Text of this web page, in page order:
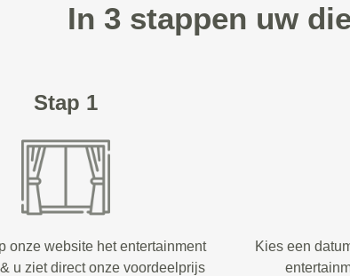
In 3 stappen uw
Stap 1
onze website het entertainment
u ziet direct onze voordeelprijs
Kies een